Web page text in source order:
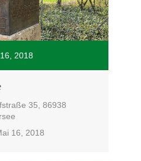
2018
35, 86938
16, 2018